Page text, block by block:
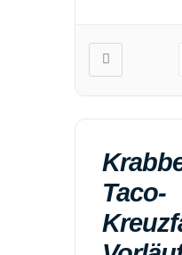
Taco-